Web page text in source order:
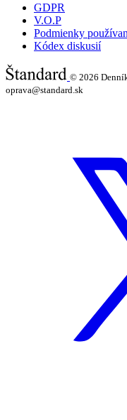
GDPR
V.O.P
Podmienky
Kódex diskusií
© 2026
oprava@standard.sk